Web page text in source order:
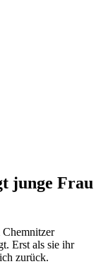
junge Frau
Erst als sie ihr
zurück.